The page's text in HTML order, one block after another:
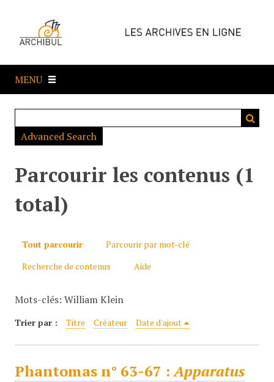
e
a
MENU
Advanced Search
Parcourir les contenus (1
total)
Tout parcourir
Parcourir par mot-clé
Recherche de contenus
Aide
Mots-clés: William Klein
Trier par : Titre Créateur Date d'ajout
Phantomas n° 63-67 :Apparatus